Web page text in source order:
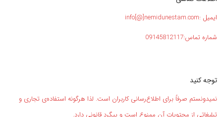
ایمیل :info[@]nemidunestam.com
شماره تماس:09145812117
توجه کنید
نمیدونستم صرفاً برای اطلاع‌رسانی کاربران است. لذا هرگونه استفاده‌ی تجاری و
تبلیغاتی از محتویات آن ممنوع است و پیگرد قانونی دارد.